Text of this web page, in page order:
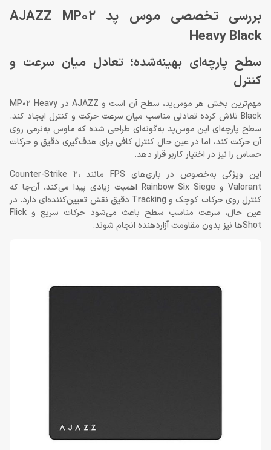
بررسی تخصصی موس پد AJAZZ MP02
Heavy Black
سطح پارچه‌ای بهینه‌شده؛ تعادل میان سرعت و
کنترل
مهم‌ترین بخش هر موس‌پد، سطح آن است و AJAZZ در MP02 Heavy
Black تلاش کرده تعادلی مناسب میان سرعت حرکت و کنترل ایجاد کند.
سطح پارچه‌ای این موس‌پد به‌گونه‌ای طراحی شده که ماوس به‌نرمی روی
آن حرکت کند، اما در عین حال کنترل کافی برای هدف‌گیری دقیق و حرکات
حساس را نیز در اختیار کاربر قرار دهد.
این ویژگی به‌خصوص در بازی‌های FPS مانند Counter-Strike 2،
Valorant و Rainbow Six Siege اهمیت زیادی پیدا می‌کند، آن‌جا که
کنترل روی حرکات کوچک و Tracking دقیق نقش تعیین‌کننده‌ای دارد. در
عین حال، سرعت مناسب سطح باعث می‌شود حرکات سریع و Flick
Shotها نیز بدون مقاومت آزاردهنده انجام شوند.